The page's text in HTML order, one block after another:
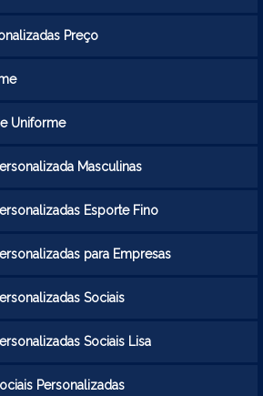
Preço
Uniforme
Masculinas
Esporte Fino
para Empresas
Sociais
Sociais Lisa
Personalizadas